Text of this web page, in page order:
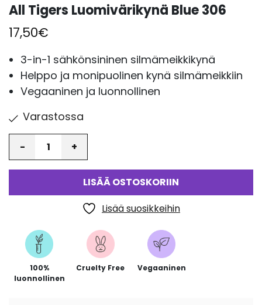
All Tigers Luomivärikynä Blue 306
17,50€
3-in-1 sähkönsininen silmämeikkikynä
Helppo ja monipuolinen kynä silmämeikkiin
Vegaaninen ja luonnollinen
Varastossa
LISÄÄ OSTOSKORIIN
Lisää suosikkeihin
100%
luonnollinen
Cruelty Free Vegaaninen